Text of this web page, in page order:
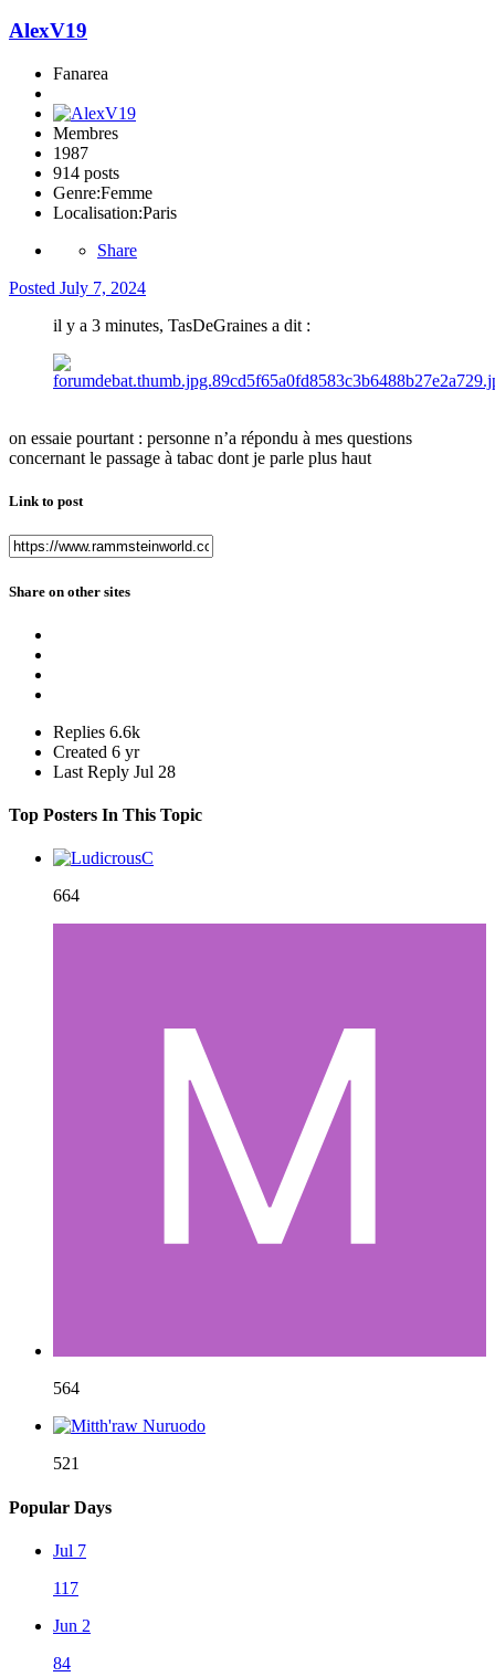
AlexV19
Fanarea
Membres
1987
914 posts
Genre:Femme
Localisation:Paris
Share
Posted July 7, 2024
il y a 3 minutes, TasDeGraines a dit :
on essaie pourtant : personne n’a répondu à mes questions
concernant le passage à tabac dont je parle plus haut
Link to post
Share on other sites
Replies 6.6k
Created 6 yr
Last Reply Jul 28
Top Posters In This Topic
664
564
521
Popular Days
Jul 7
117
Jun 2
84